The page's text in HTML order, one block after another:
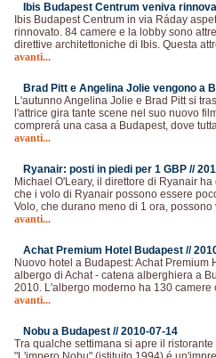
Ibis Budapest Centrum veniva
Ibis Budapest Centrum in via Ráday
rinnovato. 84 camere e la lobby sono
direttive architettoniche di Ibis. Questa
avanti...
Brad Pitt e Angelina Jolie vengono a
L'autunno Angelina Jolie e Brad Pitt si
l'attrice gira tante scene nel suo nuovo
comprerá una casa a Budapest, dove
avanti...
Ryanair: posti in piedi per 1 GBP //
Michael O'Leary, il direttore di Ryanair
che i volo di Ryanair possono essere
Volo, che durano meno di 1 ora,
avanti...
Achat Premium Hotel Budapest //
Nuovo hotel a Budapest: Achat Premium
albergo di Achat - catena alberghiera a
2010. L'albergo moderno ha 130 camere
avanti...
Nobu a Budapest //2010-07-14
Tra qualche settimana si apre il